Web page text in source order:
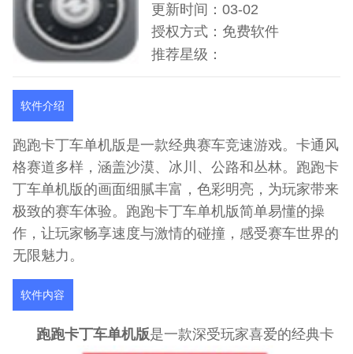
更新时间：03-02
授权方式：免费软件
推荐星级：
软件介绍
跑跑卡丁车单机版是一款经典赛车竞速游戏。卡通风
格赛道多样，涵盖沙漠、冰川、公路和丛林。跑跑卡
丁车单机版的画面细腻丰富，色彩明亮，为玩家带来
极致的赛车体验。跑跑卡丁车单机版简单易懂的操
作，让玩家畅享速度与激情的碰撞，感受赛车世界的
无限魅力。
软件内容
跑跑卡丁车单机版是一款深受玩家喜爱的经典卡